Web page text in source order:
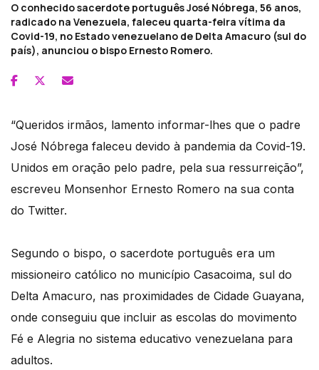
O conhecido sacerdote português José Nóbrega, 56 anos,
radicado na Venezuela, faleceu quarta-feira vítima da
Covid-19, no Estado venezuelano de Delta Amacuro (sul do
país), anunciou o bispo Ernesto Romero.
“Queridos irmãos, lamento informar-lhes que o padre
José Nóbrega faleceu devido à pandemia da Covid-19.
Unidos em oração pelo padre, pela sua ressurreição”,
escreveu Monsenhor Ernesto Romero na sua conta
do Twitter.
Segundo o bispo, o sacerdote português era um
missioneiro católico no município Casacoima, sul do
Delta Amacuro, nas proximidades de Cidade Guayana,
onde conseguiu que incluir as escolas do movimento
Fé e Alegria no sistema educativo venezuelana para
adultos.